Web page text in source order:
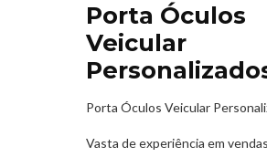
Porta Óculos
Veicular
Porta Óculos Veicular
Vasta de experiência em